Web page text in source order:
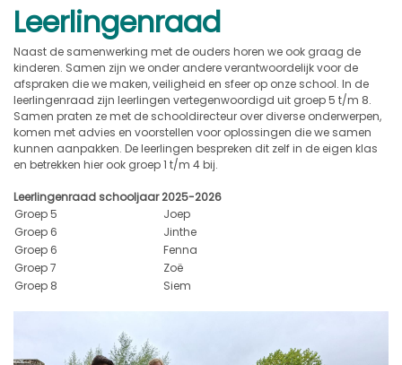
Leerlingenraad
Naast de samenwerking met de ouders horen we ook graag de
kinderen. Samen zijn we onder andere verantwoordelijk voor de
afspraken die we maken, veiligheid en sfeer op onze school. In de
leerlingenraad zijn leerlingen vertegenwoordigd uit groep 5 t/m 8.
Samen praten ze met de schooldirecteur over diverse onderwerpen,
komen met advies en voorstellen voor oplossingen die we samen
kunnen aanpakken. De leerlingen bespreken dit zelf in de eigen klas
en betrekken hier ook groep 1 t/m 4 bij.
Leerlingenraad schooljaar 2025-2026
Groep 5
Joep
Groep 6
Jinthe
Groep 6
Fenna
Groep 7
Zoë
Groep 8
Siem